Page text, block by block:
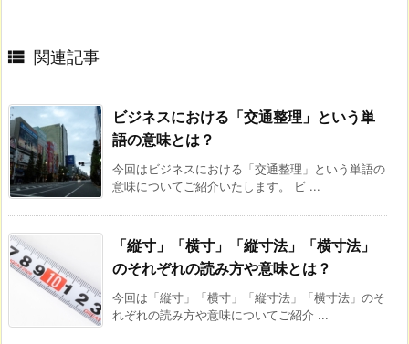
 関連記事
ビジネスにおける「交通整理」という単
語の意味とは？
今回はビジネスにおける「交通整理」という単語の
意味についてご紹介いたします。 ビ ...
「縦寸」「横寸」「縦寸法」「横寸法」
のそれぞれの読み方や意味とは？
今回は「縦寸」「横寸」「縦寸法」「横寸法」のそ
れぞれの読み方や意味についてご紹介 ...